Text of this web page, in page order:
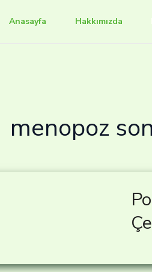
Anasayfa Hakkımızda
menopoz